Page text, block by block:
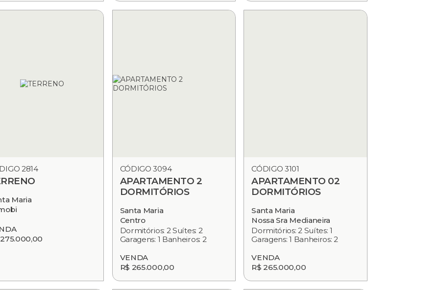
2814
Maria
275.000,00
CÓDIGO 3094
APARTAMENTO 2
DORMITÓRIOS
Santa Maria
Centro
Dormitórios: 2 Suítes: 2
Garagens: 1 Banheiros: 2
VENDA
R$ 265.000,00
CÓDIGO 3101
APARTAMENTO 02
DORMITÓRIOS
Santa Maria
Nossa Sra Medianeira
Dormitórios: 2 Suítes: 1
Garagens: 1 Banheiros: 2
VENDA
R$ 265.000,00